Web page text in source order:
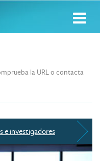
la URL o contacta
e investigadores